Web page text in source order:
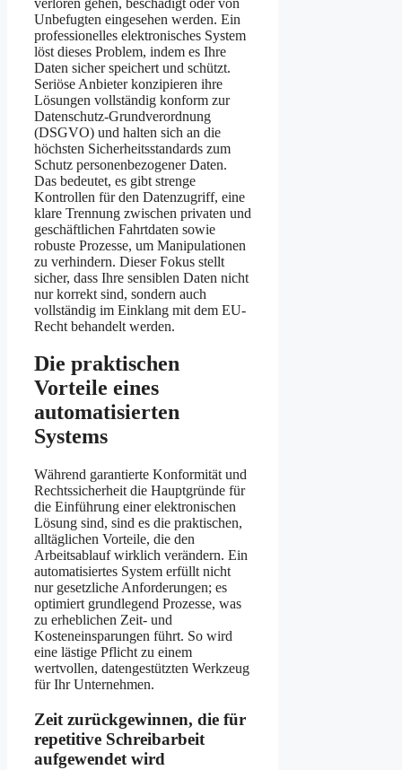
Unbefugten eingesehen werden. Ein
professionelles elektronisches System
löst dieses Problem, indem es Ihre
Daten sicher speichert und schützt.
Seriöse Anbieter konzipieren ihre
Lösungen vollständig konform zur
Datenschutz-Grundverordnung
(DSGVO) und halten sich an die
höchsten Sicherheitsstandards zum
Schutz personenbezogener Daten.
Das bedeutet, es gibt strenge
Kontrollen für den Datenzugriff, eine
klare Trennung zwischen privaten und
geschäftlichen Fahrtdaten sowie
robuste Prozesse, um Manipulationen
zu verhindern. Dieser Fokus stellt
sicher, dass Ihre sensiblen Daten nicht
nur korrekt sind, sondern auch
vollständig im Einklang mit dem EU-
Recht behandelt werden.
Die praktischen
Vorteile eines
automatisierten
Systems
Während garantierte Konformität und
Rechtssicherheit die Hauptgründe für
die Einführung einer elektronischen
Lösung sind, sind es die praktischen,
alltäglichen Vorteile, die den
Arbeitsablauf wirklich verändern. Ein
automatisiertes System erfüllt nicht
nur gesetzliche Anforderungen; es
optimiert grundlegend Prozesse, was
zu erheblichen Zeit- und
Kosteneinsparungen führt. So wird
eine lästige Pflicht zu einem
wertvollen, datengestützten Werkzeug
für Ihr Unternehmen.
Zeit zurückgewinnen, die für
repetitive Schreibarbeit
aufgewendet wird